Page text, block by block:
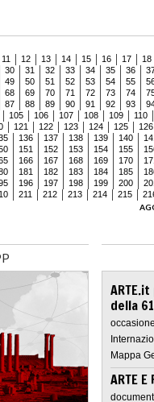
11 12 13 14 15 16 17 18
30 31 32 33 34 35 36
49 50 51 52 53 54 55
68 69 70 71 72 73 74
87 88 89 90 91 92 93
105 106 107 108 109 110
121 122 123 124 125 126
136 137 138 139 140
151 152 153 154 155
166 167 168 169 170
181 182 183 184 185
196 197 198 199 200
211 212 213 214 215
della
Mappa
ARTE